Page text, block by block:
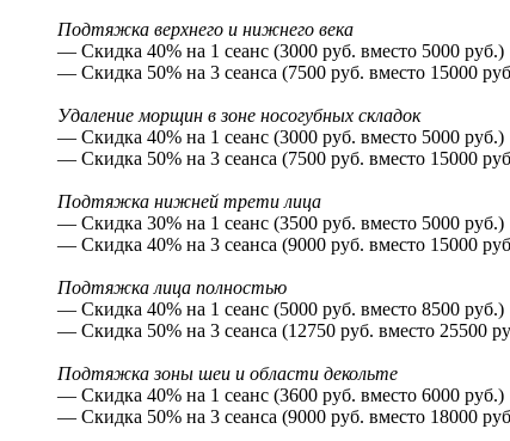
Подтяжка верхнего и нижнего века
— Скидка 40% на 1 сеанс (3000 руб. вместо 5000 руб.)
— Скидка 50% на 3 сеанса (7500 руб. вместо 15000
Удаление морщин в зоне носогубных складок
— Скидка 40% на 1 сеанс (3000 руб. вместо 5000 руб.)
— Скидка 50% на 3 сеанса (7500 руб. вместо 15000
Подтяжка нижней трети лица
— Скидка 30% на 1 сеанс (3500 руб. вместо 5000 руб.)
— Скидка 40% на 3 сеанса (9000 руб. вместо 15000
Подтяжка лица полностью
— Скидка 40% на 1 сеанс (5000 руб. вместо 8500 руб.)
— Скидка 50% на 3 сеанса (12750 руб. вместо 25500
Подтяжка зоны шеи и области декольте
— Скидка 40% на 1 сеанс (3600 руб. вместо 6000 руб.)
— Скидка 50% на 3 сеанса (9000 руб. вместо 18000